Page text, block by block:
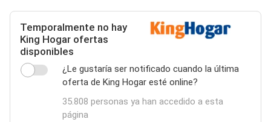
Temporalmente no hay
King Hogar ofertas
disponibles
¿Le gustaría ser notificado cuando la última
oferta de King Hogar esté online?
35.808 personas ya han accedido a esta
página